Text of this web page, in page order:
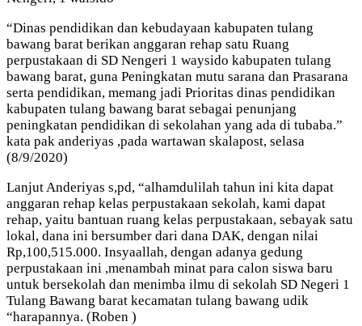
“Dinas pendidikan dan kebudayaan kabupaten tulang
bawang barat berikan anggaran rehap satu Ruang
perpustakaan di SD Nengeri 1 waysido kabupaten tulang
bawang barat, guna Peningkatan mutu sarana dan Prasarana
serta pendidikan, memang jadi Prioritas dinas pendidikan
kabupaten tulang bawang barat sebagai penunjang
peningkatan pendidikan di sekolahan yang ada di tubaba.”
kata pak anderiyas ,pada wartawan skalapost, selasa
(8/9/2020)
Lanjut Anderiyas s,pd, “alhamdulilah tahun ini kita dapat
anggaran rehap kelas perpustakaan sekolah, kami dapat
rehap, yaitu bantuan ruang kelas perpustakaan, sebayak satu
lokal, dana ini bersumber dari dana DAK, dengan nilai
Rp,100,515.000. Insyaallah, dengan adanya gedung
perpustakaan ini ,menambah minat para calon siswa baru
untuk bersekolah dan menimba ilmu di sekolah SD Negeri 1
Tulang Bawang barat kecamatan tulang bawang udik
“harapannya. (Roben )